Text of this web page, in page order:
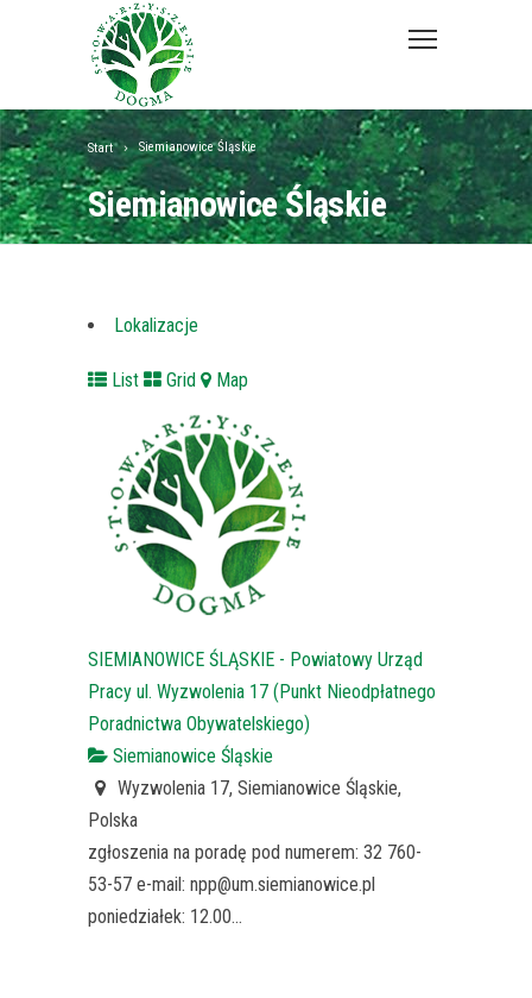
Start Siemianowice Śląskie
Siemianowice Śląskie
Lokalizacje
List Grid Map
SIEMIANOWICE ŚLĄSKIE - Powiatowy Urząd
Pracy ul. Wyzwolenia 17 (Punkt Nieodpłatnego
Poradnictwa Obywatelskiego)
Siemianowice Śląskie
Wyzwolenia 17, Siemianowice Śląskie,
Polska
zgłoszenia na poradę pod numerem: 32 760-
53-57 e-mail: npp@um.siemianowice.pl
poniedziałek: 12.00...